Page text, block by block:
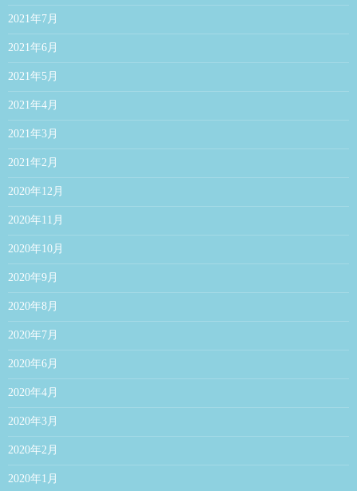
2021年7月
2021年6月
2021年5月
2021年4月
2021年3月
2021年2月
2020年12月
2020年11月
2020年10月
2020年9月
2020年8月
2020年7月
2020年6月
2020年4月
2020年3月
2020年2月
2020年1月